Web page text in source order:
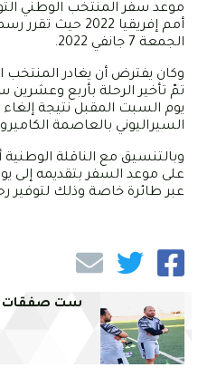
موعد سفر المنتخب الوطني
أمم إفريقيا 2022
الجمعة 7 جانفي 2022.
تمّ تأخير الرحلة بأربع وعشرين
يوم السبت المقبل نتيجة إلغاء
السيراليوني بالعاصمة
وبالتنسيق مع الناقلة الوطنية
على موعد السفر بتقديمه إلى
عبر طائرة خاصة وذلك لتوفير
ست صفقات